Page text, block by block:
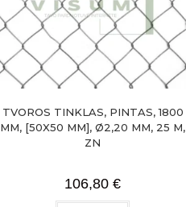
TVOROS TINKLAS, PINTAS, 1800
MM, [50X50 MM], Ø2,20 MM, 25 M,
ZN
106,80 €